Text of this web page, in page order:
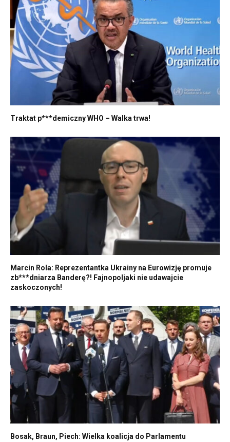
Traktat p***demiczny WHO – Walka trwa!
Marcin Rola: Reprezentantka Ukrainy na Eurowizję promuje
zb***dniarza Banderę?! Fajnopoljaki nie udawajcie
zaskoczonych!
Bosak, Braun, Piech: Wielka koalicja do Parlamentu